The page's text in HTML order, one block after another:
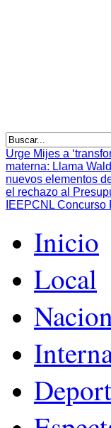
Urge Mijes a
materna: Llama
nuevos elementos
el rechazo al
IEEPCNL
Inicio
Local